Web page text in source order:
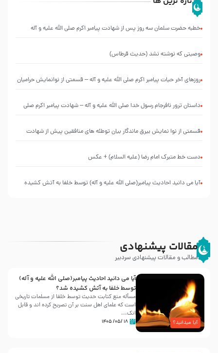
خطبه حضرت سلمان سه روز پس از شهادت پیامبر اکرم صلی الله علیه و آله
وصیتی که نوشته نشد (حدیث قرطاس)
روزهای آخر حیات پیامبر اکرم صلی الله علیه و آله – قسمتی از نوانمایش حرامیان
‌‌‌‌‌‌‌داستان ترور نافرجام رسول خدا صلی الله علیه و آله – شهادت پیامبر اکرم صلی
قسمتی از نوا نمایش بیرق ماندگار بیان توطئه های منافقین پیش از شهادت
دست خط متبرک امام رضا (علیه السلام) + عکس
آیا می دانید احادیث پیامبر(صلی الله علیه و آله) توسط خلفا به آتش کشیده
مقالات پیشنهادی
مطالب و مقالات پیشنهادی سردبیر
آیا میدانید؟
آیا می دانید احادیث پیامبر(صلی الله علیه و آله)
توسط خلفا به آتش کشیده شد؟
مسأله منع کتابت حدیث توسط خلفا از مسلمات تاریخی
است که علمای اهل سنت بر آن تصریح کرده اند و قابل
انک...
۱۸ /۰۵/ ۱۴۰۵